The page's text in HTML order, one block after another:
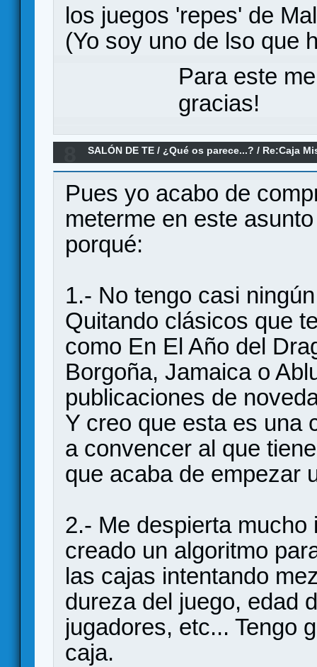
los juegos 'repes' de
(Yo soy uno de lso
Para este
gracias!
SALÓN DE TE / ¿Qué os parece...? / Re:Caja
Pues yo acabo de
meterme en este
porqué:
1.- No tengo casi
Quitando clásicos que
como En El Año del
Borgoña, Jamaica o
publicaciones de
Y creo que esta es una
a convencer al que
que acaba de empezar
2.- Me despierta
creado un algoritmo
las cajas intentando
dureza del juego, edad
jugadores, etc... Tengo
caja.